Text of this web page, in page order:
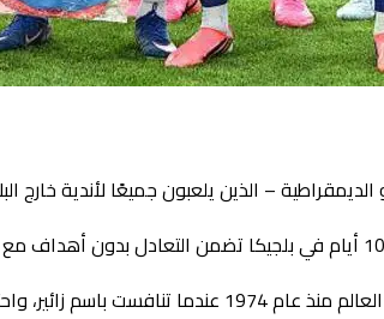
– الذين يلعبون جميعًا لأندية
والبرازيل ويوغوسلافيا.